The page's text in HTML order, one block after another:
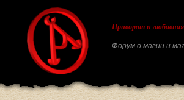
Приворот и
Форум о магии и